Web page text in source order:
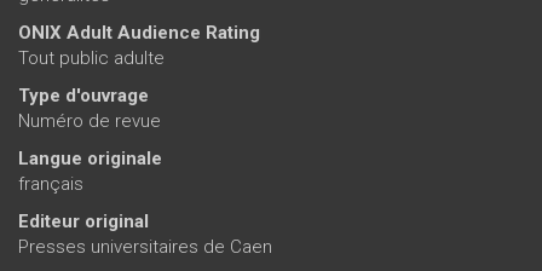
ONIX Adult Audience Rating
Tout public adulte
Type d'ouvrage
Numéro de revue
Langue originale
français
Editeur original
Presses universitaires de Caen